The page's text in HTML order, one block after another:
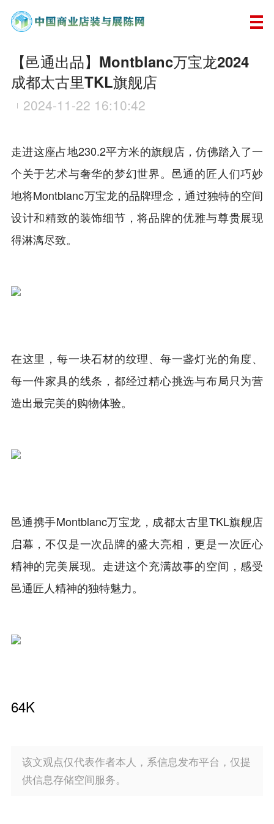
【邑通出品】Montblanc万宝龙2024
成都太古里TKL旗舰店
2024-11-22 16:10:42
走进这座占地230.2平方米的旗舰店，仿佛踏入了一
个关于艺术与奢华的梦幻世界。邑通的匠人们巧妙
地将Montblanc万宝龙的品牌理念，通过独特的空间
设计和精致的装饰细节，将品牌的优雅与尊贵展现
得淋漓尽致。
在这里，每一块石材的纹理、每一盏灯光的角度、
每一件家具的线条，都经过精心挑选与布局只为营
造出最完美的购物体验。
邑通携手Montblanc万宝龙，成都太古里TKL旗舰店
启幕，不仅是一次品牌的盛大亮相，更是一次匠心
精神的完美展现。走进这个充满故事的空间，感受
邑通匠人精神的独特魅力。
64K
该文观点仅代表作者本人，系信息发布平台，仅提
供信息存储空间服务。